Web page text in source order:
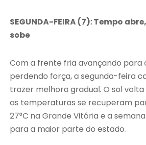
SEGUNDA-FEIRA (7): Tempo
sobe
Com a frente fria avançando para
perdendo força, a segunda-feira
trazer melhora gradual. O sol
as temperaturas se recuperam
27°C na Grande Vitória e a
para a maior parte do estado.